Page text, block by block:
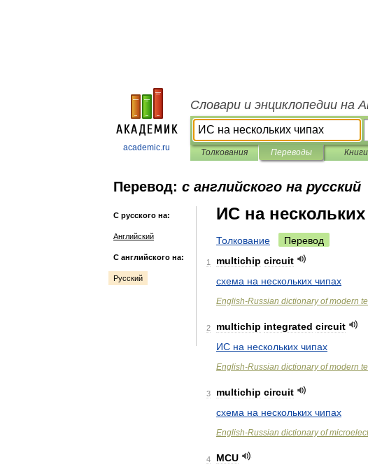
academic.ru
Словари и энциклопедии на
Толкования Переводы Книги
Перевод: с английского на русский
С русского на:
Английский
С английского на:
Русский
ИС на
Толкование Перевод
1 multichip circuit
схема на нескольких чипах
English-Russian dictionary of modern
2 multichip integrated circuit
ИС на нескольких чипах
English-Russian dictionary of modern
3 multichip circuit
схема на нескольких чипах
English-Russian dictionary of
4
MCU